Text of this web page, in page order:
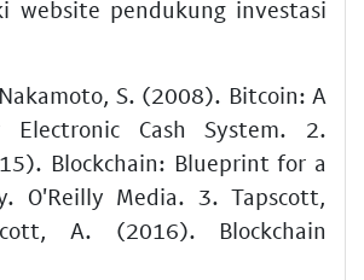
website pendukung investasi
S. (2008). Bitcoin: A
Electronic Cash System. 2.
Blockchain: Blueprint for a
O'Reilly Media. 3. Tapscott,
A. (2016). Blockchain